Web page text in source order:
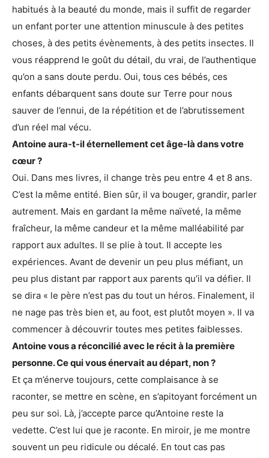
habitués à la beauté du monde, mais il suffit de regarder
un enfant porter une attention minuscule à des petites
choses, à des petits évènements, à des petits insectes. Il
vous réapprend le goût du détail, du vrai, de l’authentique
qu’on a sans doute perdu. Oui, tous ces bébés, ces
enfants débarquent sans doute sur Terre pour nous
sauver de l’ennui, de la répétition et de l’abrutissement
d’un réel mal vécu.
Antoine aura-t-il éternellement cet âge-là dans votre
cœur ?
Oui. Dans mes livres, il change très peu entre 4 et 8 ans.
C’est la même entité. Bien sûr, il va bouger, grandir, parler
autrement. Mais en gardant la même naïveté, la même
fraîcheur, la même candeur et la même malléabilité par
rapport aux adultes. Il se plie à tout. Il accepte les
expériences. Avant de devenir un peu plus méfiant, un
peu plus distant par rapport aux parents qu’il va défier. Il
se dira « le père n’est pas du tout un héros. Finalement, il
ne nage pas très bien et, au foot, est plutôt moyen ». Il va
commencer à découvrir toutes mes petites faiblesses.
Antoine vous a réconcilié avec le récit à la première
personne. Ce qui vous énervait au départ, non ?
Et ça m’énerve toujours, cette complaisance à se
raconter, se mettre en scène, en s’apitoyant forcément un
peu sur soi. Là, j’accepte parce qu’Antoine reste la
vedette. C’est lui que je raconte. En miroir, je me montre
souvent un peu ridicule ou décalé. En tout cas pas